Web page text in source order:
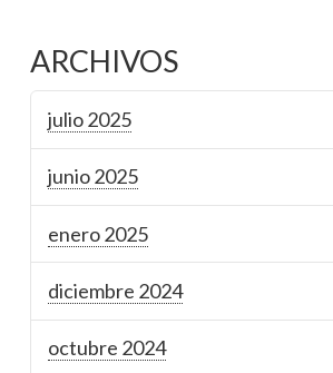
ARCHIVOS
julio 2025
junio 2025
enero 2025
diciembre 2024
octubre 2024